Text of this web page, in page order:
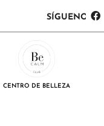
SÍGUENOS:
CENTRO DE BELLEZA